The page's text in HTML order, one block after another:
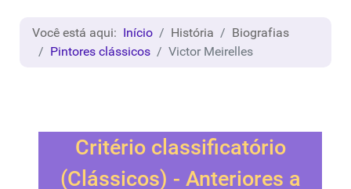
Você está aqui: Início História
Biografias
Pintores clássicos
Victor Meirelles
Critério classificatório
(Clássicos) - Anteriores a